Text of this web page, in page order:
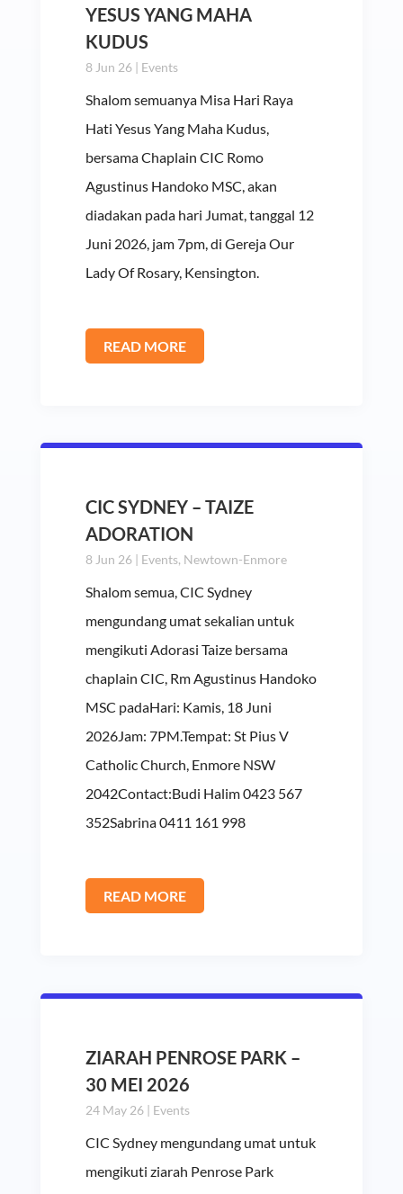
YESUS YANG MAHA
KUDUS
8 Jun 26| Events
Shalom semuanya Misa Hari Raya
Hati Yesus Yang Maha Kudus,
bersama Chaplain CIC Romo
Agustinus Handoko MSC, akan
diadakan pada hari Jumat, tanggal 12
Juni 2026, jam 7pm, di Gereja Our
Lady Of Rosary, Kensington.
READ MORE
CIC SYDNEY – TAIZE
ADORATION
8 Jun 26| Events, Newtown-Enmore
Shalom semua, CIC Sydney
mengundang umat sekalian untuk
mengikuti Adorasi Taize bersama
chaplain CIC, Rm Agustinus Handoko
MSC padaHari: Kamis, 18 Juni
2026Jam: 7PM.Tempat: St Pius V
Catholic Church, Enmore NSW
2042Contact:Budi Halim 0423 567
352Sabrina 0411 161 998
READ MORE
ZIARAH PENROSE PARK –
30 MEI 2026
24 May 26| Events
CIC Sydney mengundang umat untuk
mengikuti ziarah Penrose Park